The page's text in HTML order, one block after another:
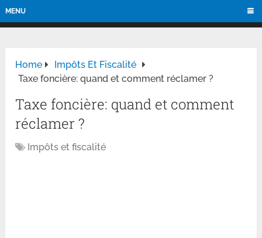
MENU
Home
Impôts Et Fiscalité
Taxe foncière: quand et comment réclamer ?
Taxe foncière: quand et comment
réclamer ?
Impôts et fiscalité